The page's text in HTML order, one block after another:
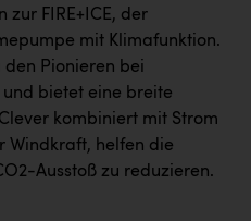
zur FIRE+ICE, der
mit Klimafunktion.
den Pionieren bei
und bietet eine breite
kombiniert mit Strom
Windkraft, helfen die
Ausstoß zu reduzieren.